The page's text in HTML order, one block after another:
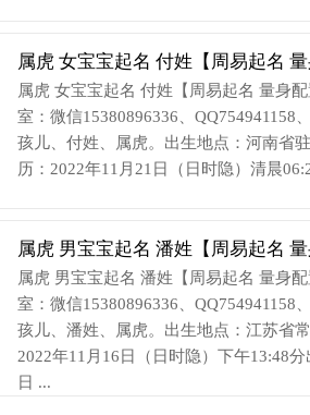
属虎 女宝宝起名 付姓【周易起名
属虎 女宝宝起名 付姓【周易起名 量身
室：微信15380896336、QQ754941158
孩儿、付姓、属虎。出生地点：河南省
历：2022年11月21日（日时隐）清晨
属虎 男宝宝起名 潘姓【周易起名
属虎 男宝宝起名 潘姓【周易起名 量身
室：微信15380896336、QQ754941158
孩儿、潘姓、属虎。出生地点：江苏省
2022年11月16日（日时隐）下午13:48
日 ...